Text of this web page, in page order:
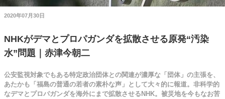
2020年07月30日
NHKがデマとプロパガンダを拡散させる原発“汚染
水”問題｜赤津今朝二
公安監視対象でもある特定政治団体との関連が濃厚な「団体」の主張を、
あたかも「福島の普通の若者の素朴な声」として大々的に報道。非科学的
なデマとプロパガンダを海外にまで拡散させるNHK。被災地を今もなお苦